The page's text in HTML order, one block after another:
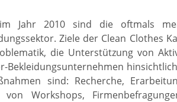
Jahr 2010 sind die oftmals
Ziele der Clean Clothes
die Unterstützung von
sind: Recherche,
Workshops,